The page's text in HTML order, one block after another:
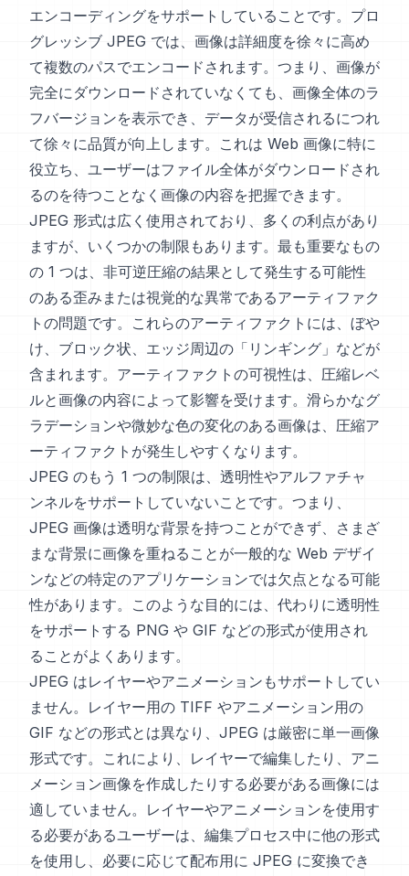
エンコーディングをサポートしていることです。プロ
グレッシブ JPEG では、画像は詳細度を徐々に高め
て複数のパスでエンコードされます。つまり、画像が
完全にダウンロードされていなくても、画像全体のラ
フバージョンを表示でき、データが受信されるにつれ
て徐々に品質が向上します。これは Web 画像に特に
役立ち、ユーザーはファイル全体がダウンロードされ
るのを待つことなく画像の内容を把握できます。
JPEG 形式は広く使用されており、多くの利点があり
ますが、いくつかの制限もあります。最も重要なもの
の 1 つは、非可逆圧縮の結果として発生する可能性
のある歪みまたは視覚的な異常であるアーティファク
トの問題です。これらのアーティファクトには、ぼや
け、ブロック状、エッジ周辺の「リンギング」などが
含まれます。アーティファクトの可視性は、圧縮レベ
ルと画像の内容によって影響を受けます。滑らかなグ
ラデーションや微妙な色の変化のある画像は、圧縮ア
ーティファクトが発生しやすくなります。
JPEG のもう 1 つの制限は、透明性やアルファチャ
ンネルをサポートしていないことです。つまり、
JPEG 画像は透明な背景を持つことができず、さまざ
まな背景に画像を重ねることが一般的な Web デザイ
ンなどの特定のアプリケーションでは欠点となる可能
性があります。このような目的には、代わりに透明性
をサポートする PNG や GIF などの形式が使用され
ることがよくあります。
JPEG はレイヤーやアニメーションもサポートしてい
ません。レイヤー用の TIFF やアニメーション用の
GIF などの形式とは異なり、JPEG は厳密に単一画像
形式です。これにより、レイヤーで編集したり、アニ
メーション画像を作成したりする必要がある画像には
適していません。レイヤーやアニメーションを使用す
る必要があるユーザーは、編集プロセス中に他の形式
を使用し、必要に応じて配布用に JPEG に変換でき